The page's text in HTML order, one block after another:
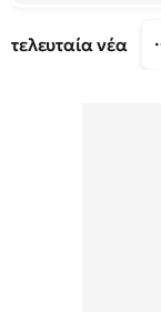
τελευταία νέα